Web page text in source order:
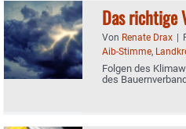
Das richtige
Von Renate Drax |
Aib-Stimme,
Folgen des
des